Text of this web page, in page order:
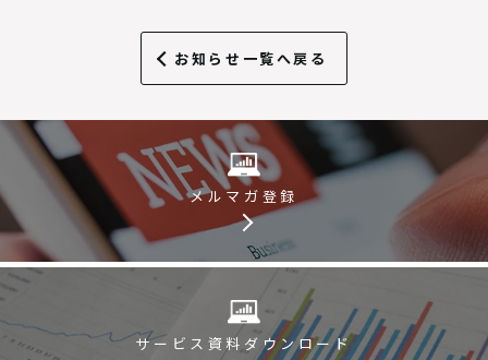
お知らせ一覧へ戻る
メルマガ登録
サービス資料 ダウンロード